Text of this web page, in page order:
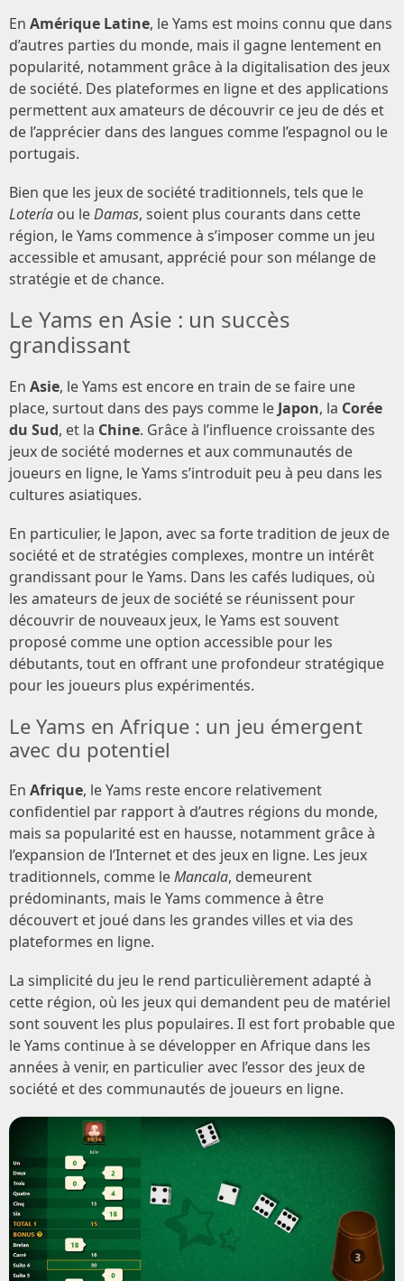
En Amérique Latine, le Yams est moins connu que dans
d’autres parties du monde, mais il gagne lentement en
popularité, notamment grâce à la digitalisation des jeux
de société. Des plateformes en ligne et des applications
permettent aux amateurs de découvrir ce jeu de dés et
de l’apprécier dans des langues comme l’espagnol ou le
portugais.
Bien que les jeux de société traditionnels, tels que le
Lotería ou leDamas, soient plus courants dans cette
région, le Yams commence à s’imposer comme un jeu
accessible et amusant, apprécié pour son mélange de
stratégie et de chance.
Le Yams en Asie : un succès
grandissant
En Asie, le Yams est encore en train de se faire une
place, surtout dans des pays comme le Japon, la Corée
du Sud, et la Chine. Grâce à l’influence croissante des
jeux de société modernes et aux communautés de
joueurs en ligne, le Yams s’introduit peu à peu dans les
cultures asiatiques.
En particulier, le Japon, avec sa forte tradition de jeux de
société et de stratégies complexes, montre un intérêt
grandissant pour le Yams. Dans les cafés ludiques, où
les amateurs de jeux de société se réunissent pour
découvrir de nouveaux jeux, le Yams est souvent
proposé comme une option accessible pour les
débutants, tout en offrant une profondeur stratégique
pour les joueurs plus expérimentés.
Le Yams en Afrique : un jeu émergent
avec du potentiel
En Afrique, le Yams reste encore relativement
confidentiel par rapport à d’autres régions du monde,
mais sa popularité est en hausse, notamment grâce à
l’expansion de l’Internet et des jeux en ligne. Les jeux
traditionnels, comme leMancala, demeurent
prédominants, mais le Yams commence à être
découvert et joué dans les grandes villes et via des
plateformes en ligne.
La simplicité du jeu le rend particulièrement adapté à
cette région, où les jeux qui demandent peu de matériel
sont souvent les plus populaires. Il est fort probable que
le Yams continue à se développer en Afrique dans les
années à venir, en particulier avec l’essor des jeux de
société et des communautés de joueurs en ligne.